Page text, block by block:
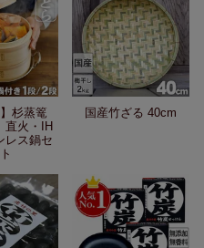
】杉蒸篭
直火・IH
レス鍋セ
国産竹ざる 40cm